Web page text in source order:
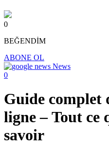
0
BEĞENDİM
ABONE OL
News
0
Guide complet
ligne – Tout ce
savoir